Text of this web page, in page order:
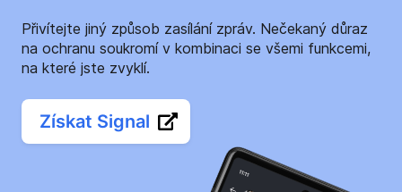
Přivítejte jiný způsob zasílání zpráv. Nečekaný důraz
na ochranu soukromí v kombinaci se všemi funkcemi,
na které jste zvyklí.
Získat Signal